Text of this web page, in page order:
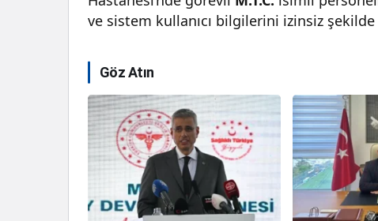
ve sistem kullanıcı bilgilerini izinsiz şekilde
Göz Atın